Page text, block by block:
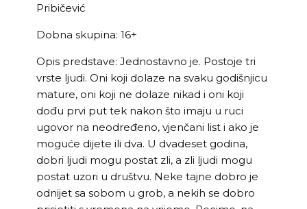
Pribičević
Dobna skupina: 16+
Opis predstave: Jednostavno je. Postoje tri
vrste ljudi. Oni koji dolaze na svaku godišnjicu
mature, oni koji ne dolaze nikad i oni koji
dođu prvi put tek nakon što imaju u ruci
ugovor na neodređeno, vjenčani list i ako je
moguće dijete ili dva. U dvadeset godina,
dobri ljudi mogu postat zli, a zli ljudi mogu
postat uzori u društvu. Neke tajne dobro je
odnijet sa sobom u grob, a nekih se dobro